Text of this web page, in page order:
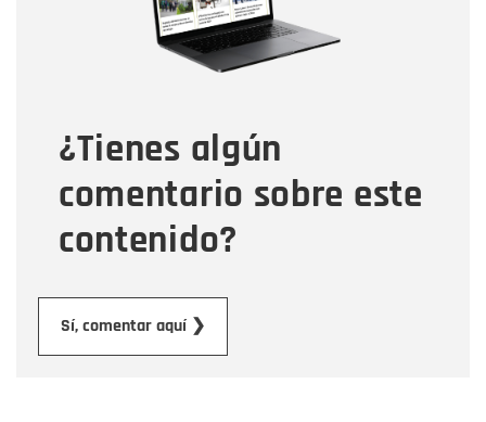
¿Tienes algún
comentario sobre este
contenido?
Sí, comentar aquí ❯
Tipo de comentario
Mensaje